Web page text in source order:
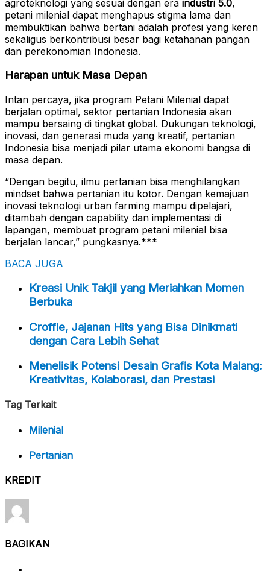
agroteknologi yang sesuai dengan era industri 5.0,
petani milenial dapat menghapus stigma lama dan
membuktikan bahwa bertani adalah profesi yang keren
sekaligus berkontribusi besar bagi ketahanan pangan
dan perekonomian Indonesia.
Harapan untuk Masa Depan
Intan percaya, jika program Petani Milenial dapat
berjalan optimal, sektor pertanian Indonesia akan
mampu bersaing di tingkat global. Dukungan teknologi,
inovasi, dan generasi muda yang kreatif, pertanian
Indonesia bisa menjadi pilar utama ekonomi bangsa di
masa depan.
“Dengan begitu, ilmu pertanian bisa menghilangkan
mindset bahwa pertanian itu kotor. Dengan kemajuan
inovasi teknologi urban farming mampu dipelajari,
ditambah dengan capability dan implementasi di
lapangan, membuat program petani milenial bisa
berjalan lancar,” pungkasnya.***
BACA JUGA
Kreasi Unik Takjil yang Meriahkan Momen
Berbuka
Croffle, Jajanan Hits yang Bisa Dinikmati
dengan Cara Lebih Sehat
Menelisik Potensi Desain Grafis Kota Malang:
Kreativitas, Kolaborasi, dan Prestasi
Tag Terkait
Milenial
Pertanian
KREDIT
BAGIKAN